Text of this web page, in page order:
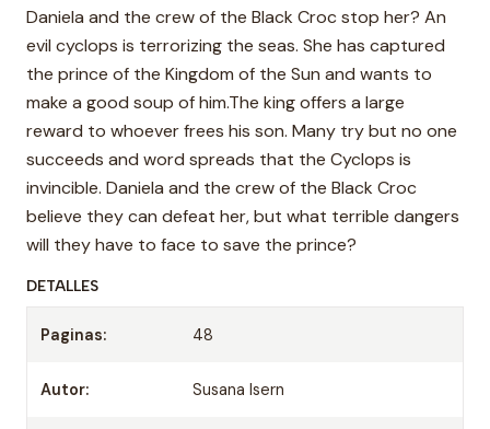
Daniela and the crew of the Black Croc stop her? An
evil cyclops is terrorizing the seas. She has captured
the prince of the Kingdom of the Sun and wants to
make a good soup of him.The king offers a large
reward to whoever frees his son. Many try but no one
succeeds and word spreads that the Cyclops is
invincible. Daniela and the crew of the Black Croc
believe they can defeat her, but what terrible dangers
will they have to face to save the prince?
DETALLES
Paginas: 48
Autor: Susana Isern